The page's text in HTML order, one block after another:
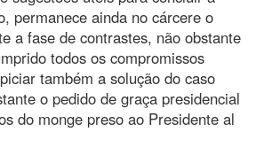
permanece ainda no cárcere o
a fase de contrastes, não obstante
todos os compromissos
também a solução do caso
o pedido de graça presidencial
do monge preso ao Presidente al